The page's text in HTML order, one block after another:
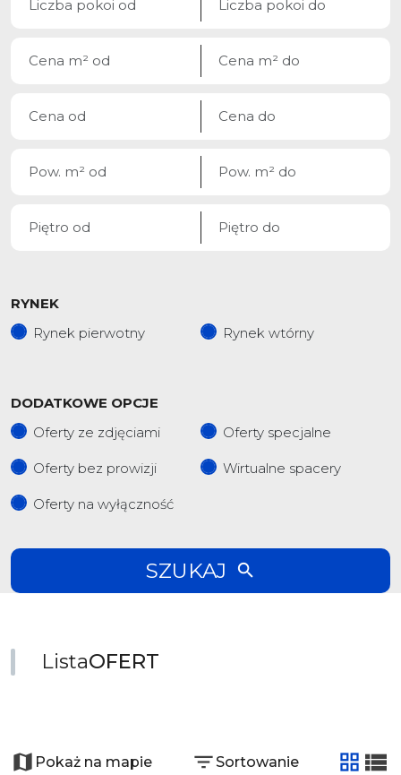
RYNEK
Rynek pierwotny
Rynek wtórny
DODATKOWE OPCJE
Oferty ze zdjęciami
Oferty specjalne
Oferty bez prowizji Wirtualne spacery
Oferty na wyłączność
SZUKAJ
ListaOFERT
−Pokaż na mapie Sortowanie
tabela